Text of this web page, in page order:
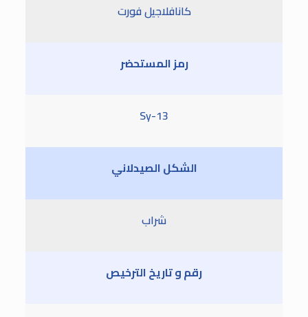
كانافلاجيل فورت
رمز المستحضر
Sy-13
الشكل الصيدلاني
شراب
رقم و تاريخ الترخيص